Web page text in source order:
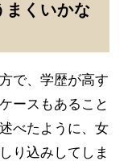
まくいかな
で、学歴が高す
ースもあること
べたように、女
り込みしてしま